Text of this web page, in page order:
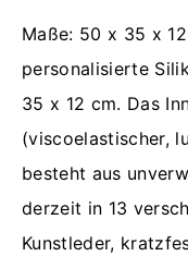
Maße: 50 x 35 x
personalisierte
35 x 12 cm. Das
(viscoelastischer,
besteht aus
derzeit in 13
Kunstleder,